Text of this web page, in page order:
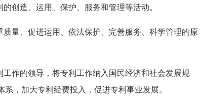
创造、运用、保护、服务和管理等活动。
量、促进运用、依法保护、完善服务、科学管理的原
作的领导，将专利工作纳入国民经济和社会发展规
，加大专利经费投入，促进专利事业发展。